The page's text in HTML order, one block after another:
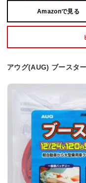
Amazonで見る
アウグ(AUG) ブースタ